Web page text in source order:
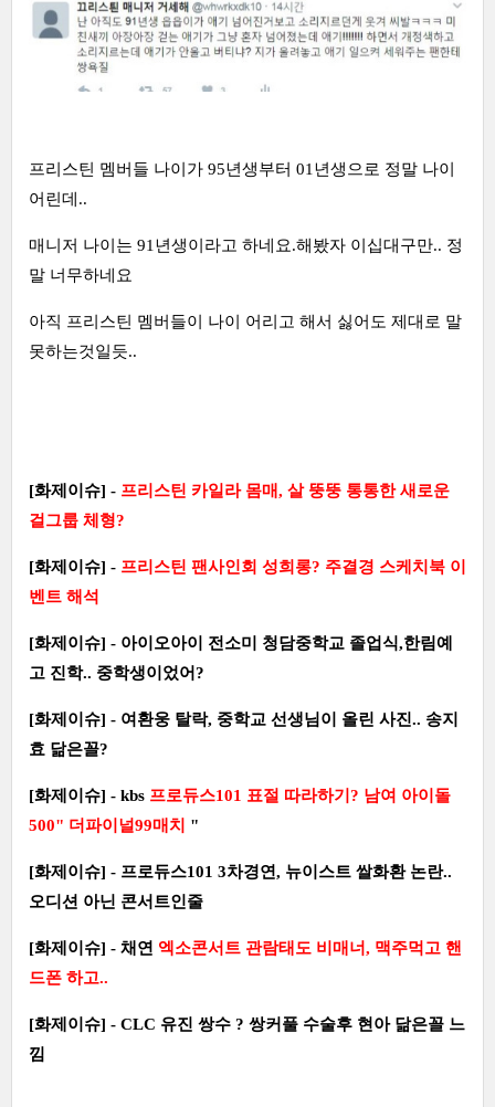
프리스틴 멤버들 나이가 95년생부터 01년생으로 정말 나이
어린데..
매니저 나이는 91년생이라고 하네요.해봤자 이십대구만.. 정
말 너무하네요
아직 프리스틴 멤버들이 나이 어리고 해서 싫어도 제대로 말
못하는것일듯..
[화제이슈] - 프리스틴 카일라 몸매, 살 뚱뚱 통통한 새로운
걸그룹 체형?
[화제이슈] - 프리스틴 팬사인회 성희롱? 주결경 스케치북 이
벤트 해석
[화제이슈] - 아이오아이 전소미 청담중학교 졸업식,한림예
고 진학.. 중학생이었어?
[화제이슈] - 여환웅 탈락, 중학교 선생님이 올린 사진.. 송지
효 닮은꼴?
[화제이슈] - kbs 프로듀스101 표절 따라하기? 남여 아이돌
500" 더파이널99매치 "
[화제이슈] - 프로듀스101 3차경연, 뉴이스트 쌀화환 논란..
오디션 아닌 콘서트인줄
[화제이슈] - 채연 엑소콘서트 관람태도 비매너, 맥주먹고 핸
드폰 하고..
[화제이슈] - CLC 유진 쌍수 ? 쌍커풀 수술후 현아 닮은꼴 느
낌